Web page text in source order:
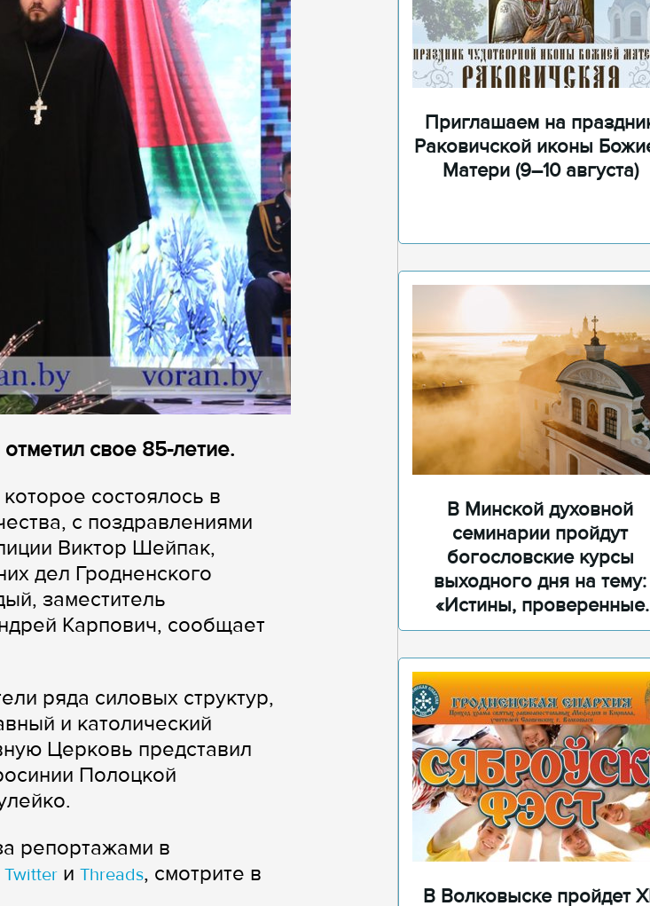
свое 85-летие.
состоялось в
с поздравлениями
Виктор Шейпак,
дел Гродненского
заместитель
Карпович, сообщает
ряда силовых структур,
и католический
Церковь представил
Полоцкой
репортажами в
Twitter и Threads, смотрите в
Приглашаем на
Раковичской иконы
Матери (9–10 августа)
В Минской духовной
семинарии пройдут
богословские курсы
выходного дня на тему:
«Истины, проверенные
временем»
В Волковыске пройдет